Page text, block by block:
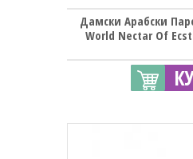
Дамски Арабски
World Nectar Of